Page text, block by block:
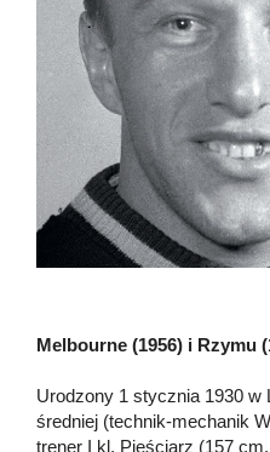
Melbourne (1956) i Rzymu
Urodzony 1 stycznia 1930 w
średniej (technik-mechanik
trener I kl. Pięściarz (157